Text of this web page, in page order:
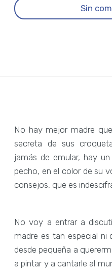
Sin
No hay mejor madre
secreta de sus
jamás de emular, hay
pecho, en el color de su
consejos, que es
No voy a entrar a
madre es tan especial ni
desde pequeña a
a pintar y a cantarle al